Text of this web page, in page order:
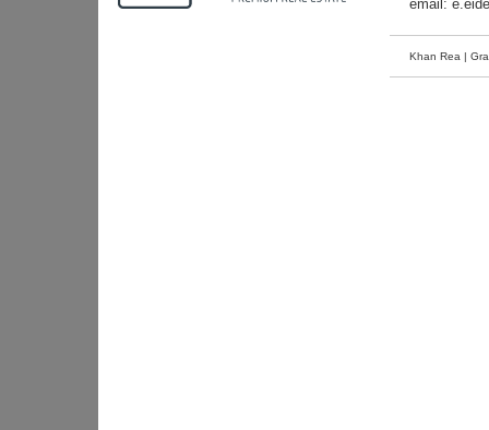
email:
Khan Rea |